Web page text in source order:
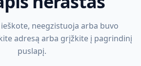
neegzistuoja arba buvo
adresą arba grįžkite į pagrindinį
puslapį.